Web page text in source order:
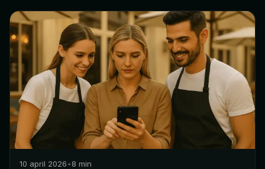
10 april 2026•8 min